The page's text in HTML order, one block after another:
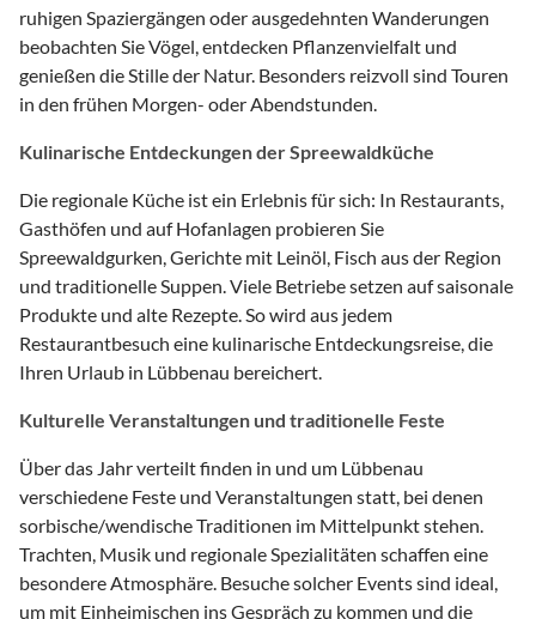
ruhigen Spaziergängen oder ausgedehnten Wanderungen
beobachten Sie Vögel, entdecken Pflanzenvielfalt und
genießen die Stille der Natur. Besonders reizvoll sind Touren
in den frühen Morgen- oder Abendstunden.
Kulinarische Entdeckungen der Spreewaldküche
Die regionale Küche ist ein Erlebnis für sich: In Restaurants,
Gasthöfen und auf Hofanlagen probieren Sie
Spreewaldgurken, Gerichte mit Leinöl, Fisch aus der Region
und traditionelle Suppen. Viele Betriebe setzen auf saisonale
Produkte und alte Rezepte. So wird aus jedem
Restaurantbesuch eine kulinarische Entdeckungsreise, die
Ihren Urlaub in Lübbenau bereichert.
Kulturelle Veranstaltungen und traditionelle Feste
Über das Jahr verteilt finden in und um Lübbenau
verschiedene Feste und Veranstaltungen statt, bei denen
sorbische/wendische Traditionen im Mittelpunkt stehen.
Trachten, Musik und regionale Spezialitäten schaffen eine
besondere Atmosphäre. Besuche solcher Events sind ideal,
um mit Einheimischen ins Gespräch zu kommen und die